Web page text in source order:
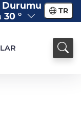
Durumu
30 ° TR